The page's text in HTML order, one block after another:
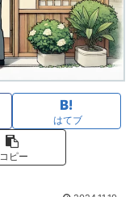
はてブ
コピー